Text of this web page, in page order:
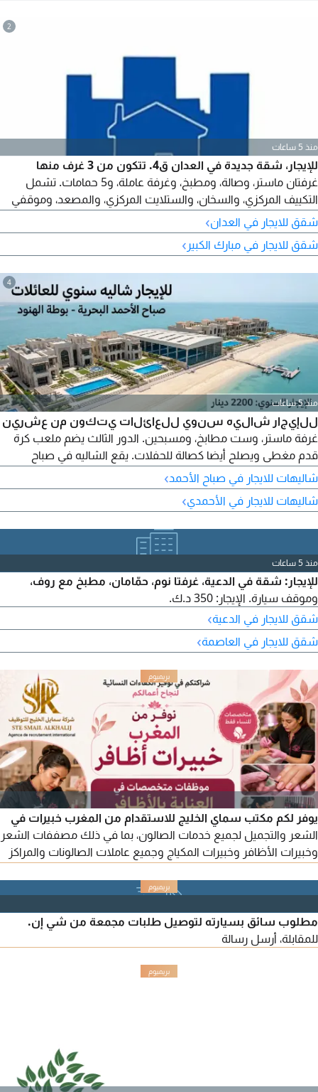
2
منذ 5 ساعات
للإيجار، شقة جديدة في العدان ق4. تتكون من 3 غرف منها
غرفتان ماستر، وصالة، ومطبخ، وغرفة عاملة، و5 حمامات. تشمل
التكييف المركزي، والسخان، والستلايت المركزي، والمصعد، وموقفي
بالمبنى. مطلوب عائلة صغيرة.
شقق للايجار في العدان›
شقق للايجار في مبارك الكبير ›
4
منذ 5 ساعات
للإيجار شاليه سنوي للعائلات يتكون من عشرين
غرفة ماستر، وست مطابخ، ومسبحين. الدور الثالث يضم ملعب كرة
قدم مغطى ويصلح أيضا كصالة للحفلات. يقع الشاليه في صباح
الأحمد البحرية، بوطة الشيوخ، مع ارتداد بحري كبير جدا. الإيجار السنوي
2200 دينار + 1100 دينار عمولة للوساطة العقارية. تواصل مع بشاير
الخير العقارية (مرخصة) الدولة KW Q8
شاليهات للايجار في صباح الأحمد›
شاليهات للايجار في الأحمدي›
منذ 5 ساعات
للإيجار: شقة في الدعية، غرفتا نوم، حمّامان، مطبخ مع روف،
وموقف سيارة. الإيجار: 350 د.ك.
شقق للايجار في الدعية›
شقق للايجار في العاصمة›
يوفر لكم مكتب سماي الخليج للاستقدام من المغرب خبيرات في
الشعر والتجميل لجميع خدمات الصالون، بما في ذلك مصففات الشعر
وخبيرات الأظافر وخبيرات المكياج وجميع عاملات الصالونات والمراكز
مطلوب سائق بسيارته لتوصيل طلبات مجمعة من شي إن.
للمقابلة، أرسل رسالة